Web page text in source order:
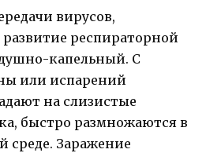
вирусов,
респираторной
капельный. С
или испарений
на слизистые
быстро размножаются в
среде. Заражение